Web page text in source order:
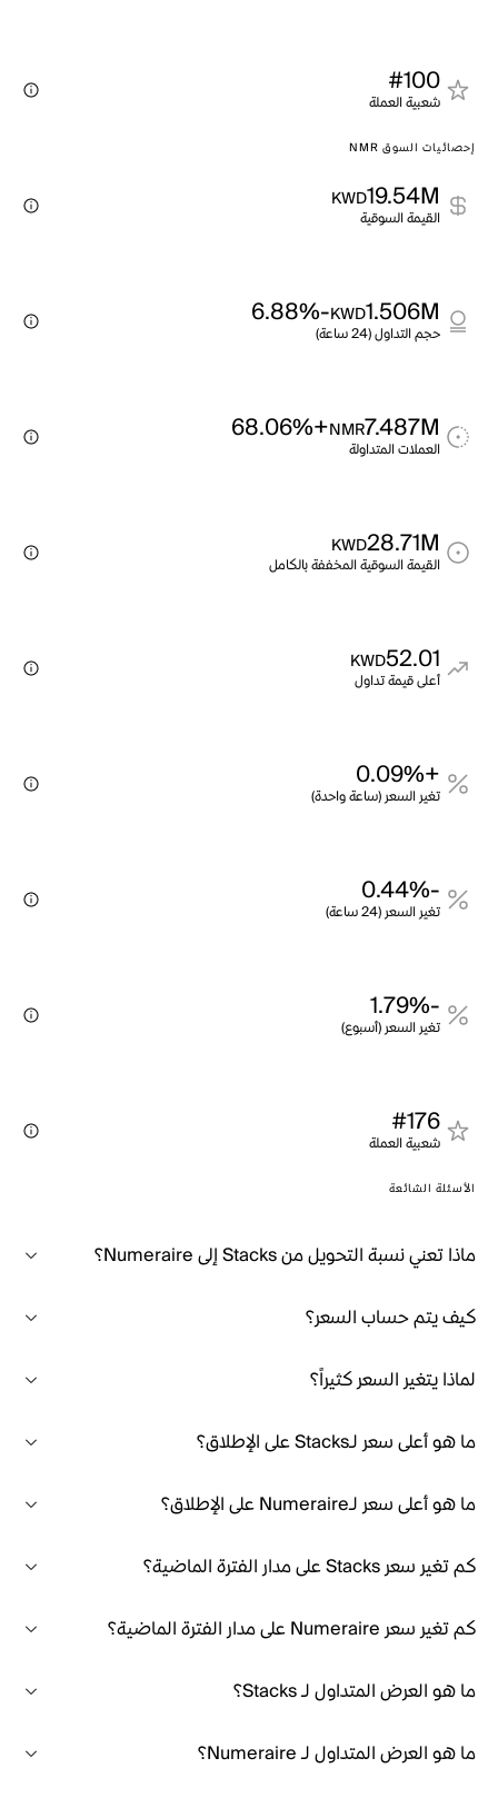
#100
شعبية العملة
إحصائيات السوق NMR
19.54M
KWD
القيمة السوقية
1.506M
KWD
-6.88%
حجم التداول (24 ساعة)
7.487M
NMR
+68.06%
العملات المتداولة
28.71M
KWD
القيمة السوقية المخففة بالكامل
52.01
KWD
أعلى قيمة تداول
+0.09%
تغير السعر (ساعة واحدة)
-0.44%
تغير السعر (24 ساعة)
-1.79%
تغير السعر (أسبوع)
#176
شعبية العملة
الأسئلة الشائعة
ماذا تعني نسبة التحويل من Stacks إلى Numeraire؟
كيف يتم حساب السعر؟
لماذا يتغير السعر كثيراً؟
ما هو أعلى سعر لـStacks على الإطلاق؟
ما هو أعلى سعر لـNumeraire على الإطلاق؟
كم تغير سعر Stacks على مدار الفترة الماضية؟
كم تغير سعر Numeraire على مدار الفترة الماضية؟
ما هو العرض المتداول لـ Stacks؟
ما هو العرض المتداول لـ Numeraire؟